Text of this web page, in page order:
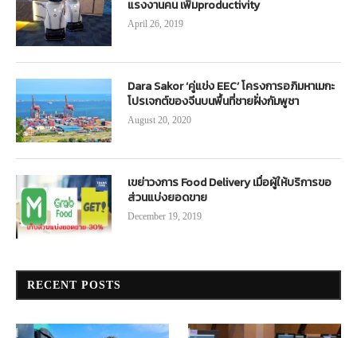
แรงงานคน เพิ่มproductivity
April 26, 2019
Dara Sakor ‘คู่แข่ง EEC’ โครงการอภิมหาเมกะ
โปรเจกต์ของจีนบนพื้นที่ชายฝั่งกัมพูชา
August 20, 2020
เขย่าวงการ Food Delivery เมื่อผู้ให้บริการขอ
ส่วนแบ่งยอดขาย
December 19, 2019
RECENT POSTS